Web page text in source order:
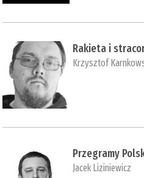
Rakieta i
Krzysztof
Przegramy
Jacek Liziniewicz